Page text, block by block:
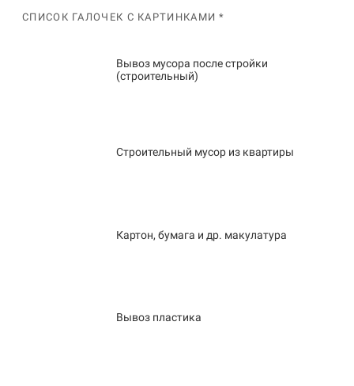
СПИСОК ГАЛОЧЕК С КАРТИНКАМИ *
Вывоз мусора после стройки
(строительный)
Строительный мусор из квартиры
Картон, бумага и др. макулатура
Вывоз пластика